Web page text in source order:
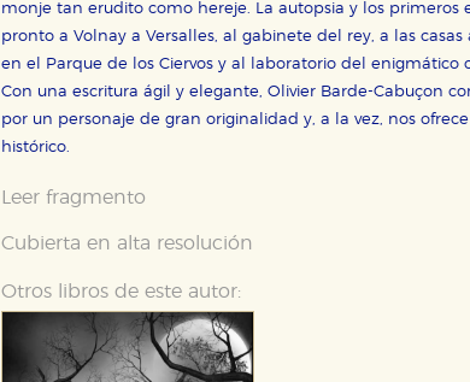
monje tan erudito como hereje. La autopsia y los
pronto a Volnay a Versalles, al gabinete del rey, a las
en el Parque de los Ciervos y al laboratorio del enigmático
Con una escritura ágil y elegante, Olivier Barde-Cabuçon
por un personaje de gran originalidad y, a la vez, nos
histórico.
Leer fragmento
Cubierta en alta resolución
Otros libros de este autor:
Cookies de rendimiento y analíticas
Estas cookies se utilizan para mejorar su
configuraciones de servicios para que no
tanto, es anónima.
Cookies de publicidad y redes sociales
otros sitios. No almacenan directamente
dispositivo de internet.